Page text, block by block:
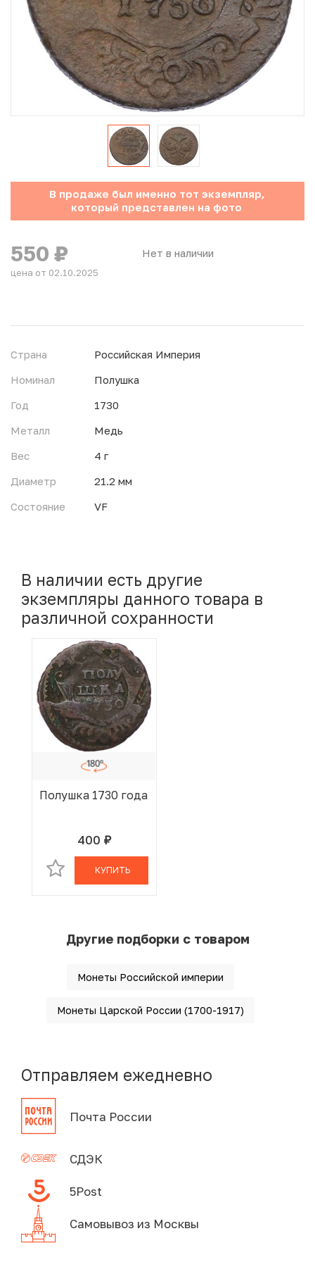
Юбилейные монеты Банка России (с 1999 года)
Памятные и инвестиционные монеты СССР и России
Иностранные монеты
Неофициальные выпуски монет (Unusual)
Античные и средневековые монеты
Наборы монет
Инвестиционные монеты
В продаже был именно тот экземпляр,
который представлен на фото
Нет в наличии
550 ₽
цена от 02.10.2025
Страна
Российская Империя
Номинал
Полушка
Год
1730
Металл
Медь
Вес
4 г
Диаметр
21.2 мм
Состояние
VF
В наличии есть другие
экземпляры данного товара в
различной сохранности
Полушка 1730 года
400 руб.
В КОРЗИНЕ
КУПИТЬ
Другие подборки с товаром
Монеты Российской империи
Монеты Царской России (1700-1917)
Отправляем ежедневно
Почта России
СДЭК
5Post
Самовывоз из Москвы